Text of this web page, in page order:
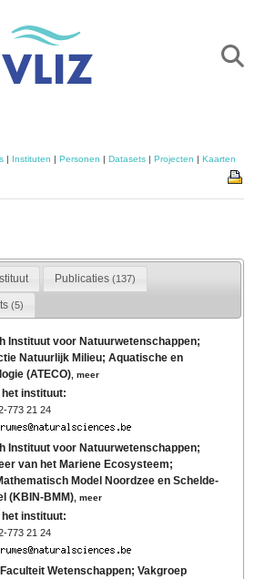
| Instituten | Personen | Datasets| Projecten | Kaarten
Publicaties (137)
(5)
Instituut voor Natuurwetenschappen;
Natuurlijk Milieu; Aquatische en
(ATECO) ,meer
instituut:
773 21 24
Instituut voor Natuurwetenschappen;
van het Mariene Ecosysteem;
Model Noordzee en Schelde-
(KBIN-BMM) ,meer
instituut:
773 21 24
Wetenschappen; Vakgroep